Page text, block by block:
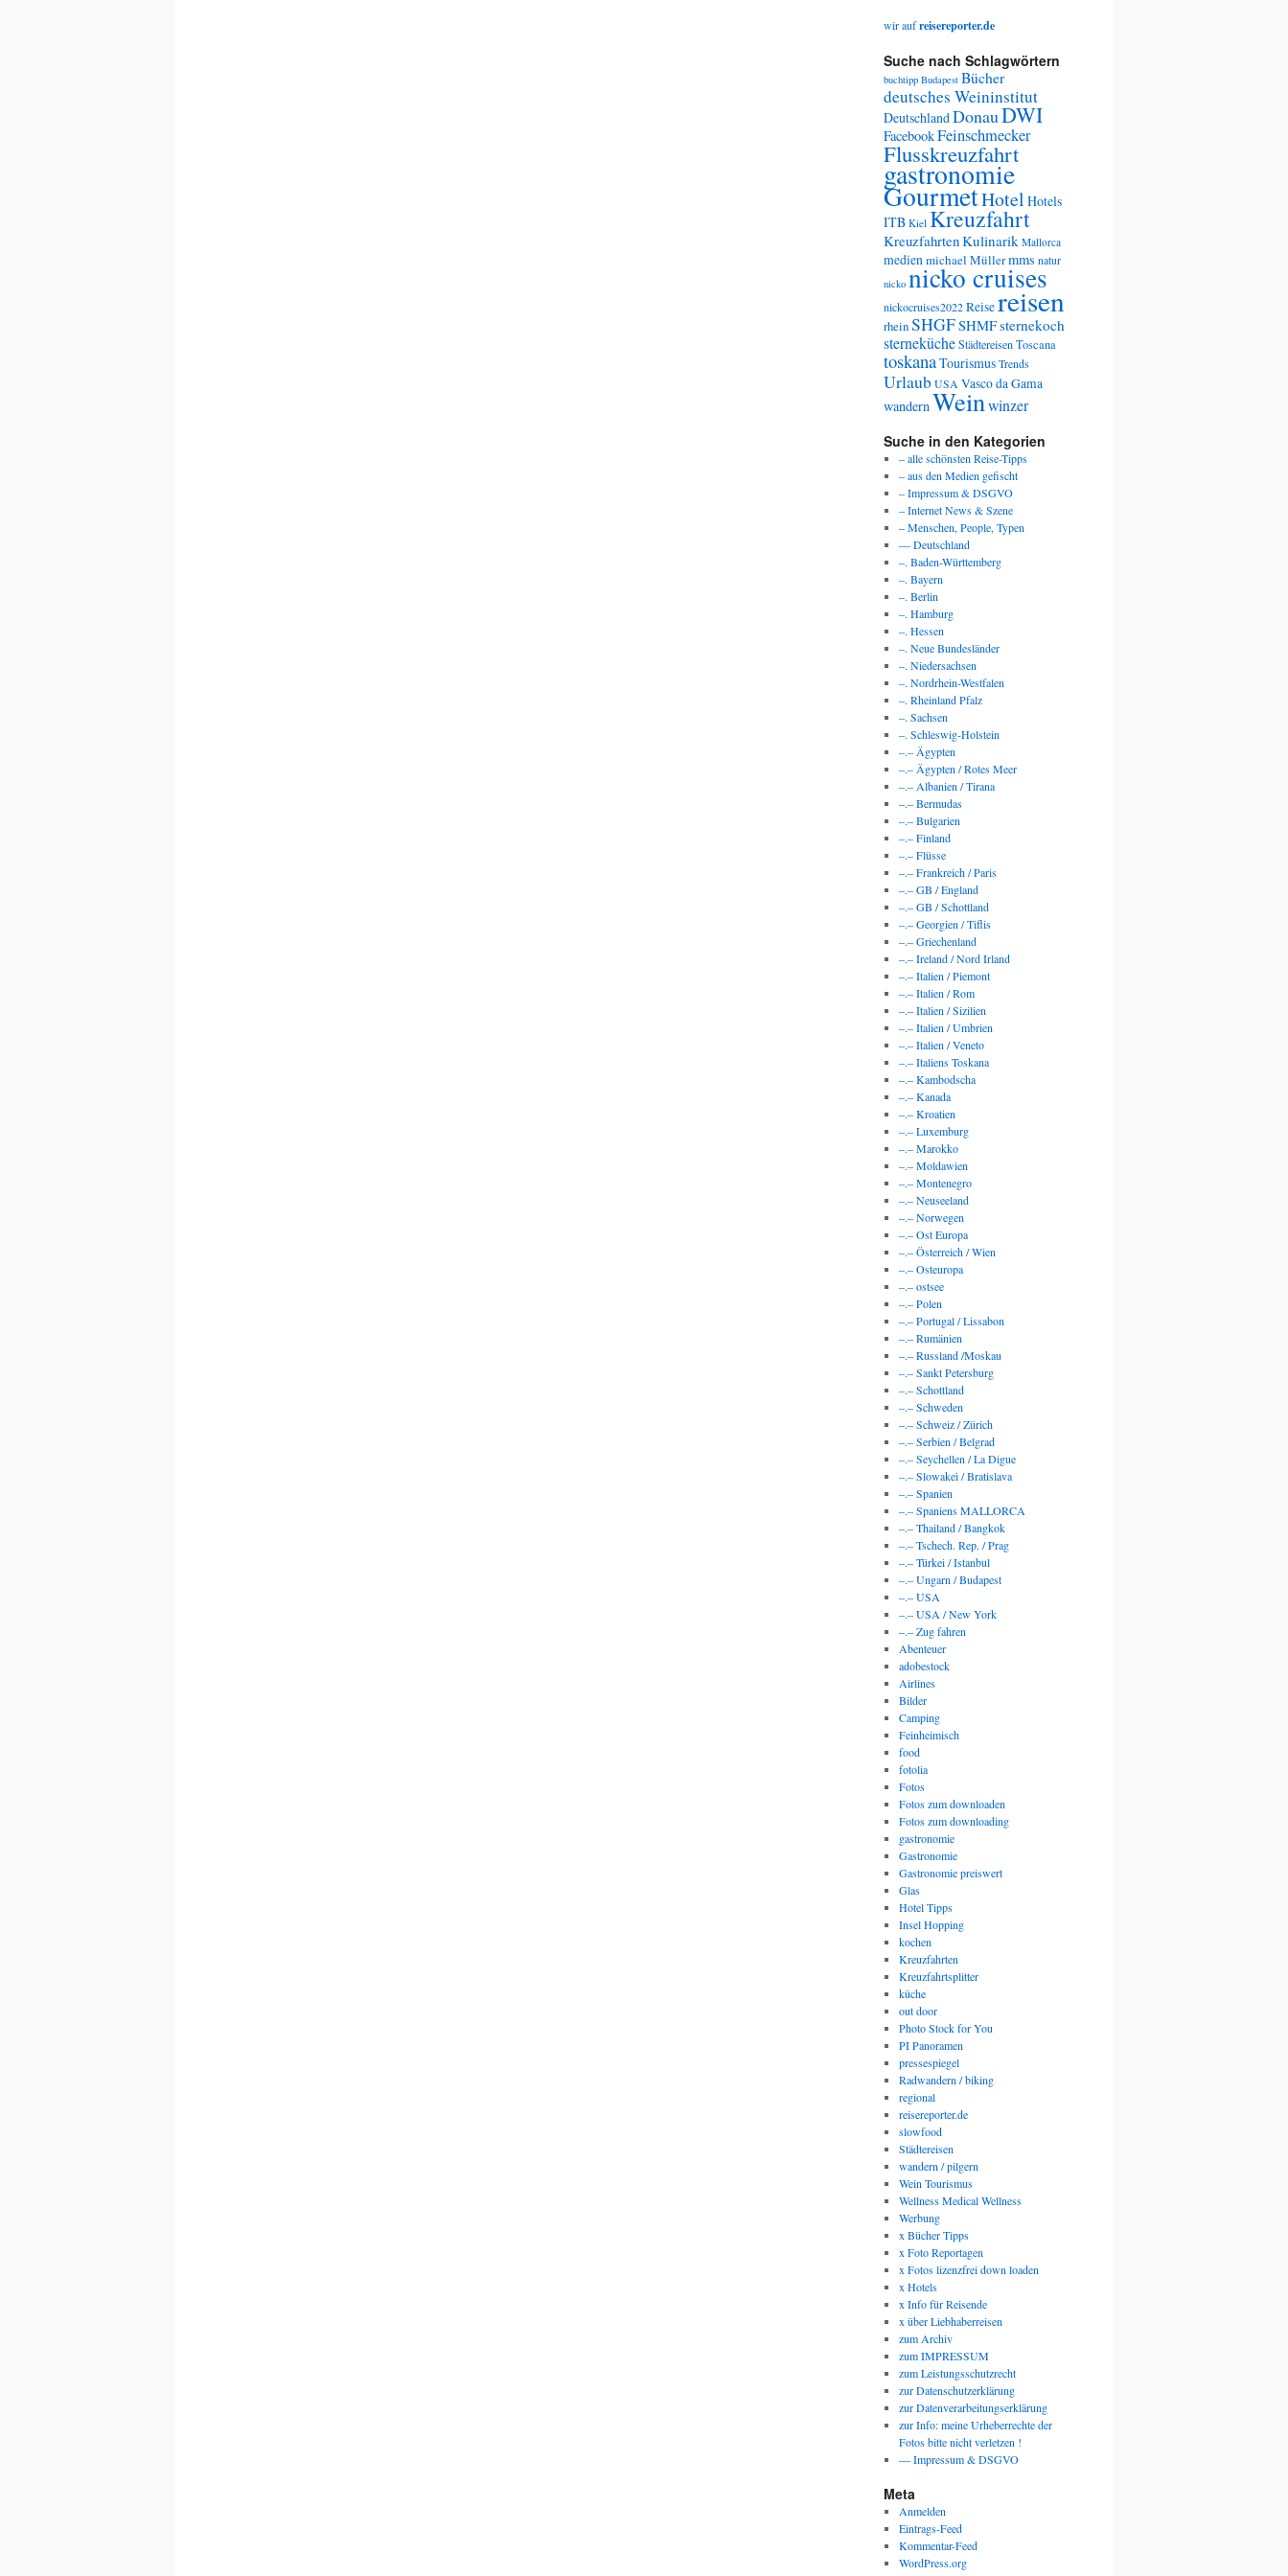
wir aufreisereporter.de
Suche nach Schlagwörtern
buchtipp Budapest Bücher
deutsches Weininstitut
DeutschlandDonauDWI
FacebookFeinschmecker
Flusskreuzfahrt
gastronomie
GourmetHotel Hotels
ITB Kiel Kreuzfahrt
KreuzfahrtenKulinarik Mallorca
medienmichael Müllermms natur
nicko nicko cruises
nickocruises2022Reisereisen
rheinSHGFSHMFsternekoch
sternekücheStädtereisenToscana
toskanaTourismus Trends
Urlaub USA Vasco da Gama
wandernWeinwinzer
Suche in den Kategorien
– alle schönsten Reise-Tipps
– aus den Medien gefischt
– Impressum & DSGVO
– Internet News & Szene
– Menschen, People, Typen
— Deutschland
–. Baden-Württemberg
–. Bayern
–. Berlin
–. Hamburg
–. Hessen
–. Neue Bundesländer
–. Niedersachsen
–. Nordrhein-Westfalen
–. Rheinland Pfalz
–. Sachsen
–. Schleswig-Holstein
–.– Ägypten
–.– Ägypten / Rotes Meer
–.– Albanien / Tirana
–.– Bermudas
–.– Bulgarien
–.– Finland
–.– Flüsse
–.– Frankreich / Paris
–.– GB / England
–.– GB / Schottland
–.– Georgien / Tiflis
–.– Griechenland
–.– Ireland / Nord Irland
–.– Italien / Piemont
–.– Italien / Rom
–.– Italien / Sizilien
–.– Italien / Umbrien
–.– Italien / Veneto
–.– Italiens Toskana
–.– Kambodscha
–.– Kanada
–.– Kroatien
–.– Luxemburg
–.– Marokko
–.– Moldawien
–.– Montenegro
–.– Neuseeland
–.– Norwegen
–.– Ost Europa
–.– Österreich / Wien
–.– Osteuropa
–.– ostsee
–.– Polen
–.– Portugal / Lissabon
–.– Rumänien
–.– Russland /Moskau
–.– Sankt Petersburg
–.– Schottland
–.– Schweden
–.– Schweiz / Zürich
–.– Serbien / Belgrad
–.– Seychellen / La Digue
–.– Slowakei / Bratislava
–.– Spanien
–.– Spaniens MALLORCA
–.– Thailand / Bangkok
–.– Tschech. Rep. / Prag
–.– Türkei / Istanbul
–.– Ungarn / Budapest
–.– USA
–.– USA / New York
–.– Zug fahren
Abenteuer
adobestock
Airlines
Bilder
Camping
Feinheimisch
food
fotolia
Fotos
Fotos zum downloaden
Fotos zum downloading
gastronomie
Gastronomie
Gastronomie preiswert
Glas
Hotel Tipps
Insel Hopping
kochen
Kreuzfahrten
Kreuzfahrtsplitter
küche
out door
Photo Stock for You
PI Panoramen
pressespiegel
Radwandern / biking
regional
reisereporter.de
slowfood
Städtereisen
wandern / pilgern
Wein Tourismus
Wellness Medical Wellness
Werbung
x Bücher Tipps
x Foto Reportagen
x Fotos lizenzfrei down loaden
x Hotels
x Info für Reisende
x über Liebhaberreisen
zum Archiv
zum IMPRESSUM
zum Leistungsschutzrecht
zur Datenschutzerklärung
zur Datenverarbeitungserklärung
zur Info: meine Urheberrechte der
Fotos bitte nicht verletzen !
— Impressum & DSGVO
Meta
Anmelden
Eintrags-Feed
Kommentar-Feed
WordPress.org